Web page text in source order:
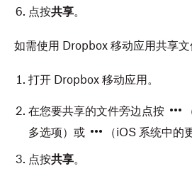
点按共享。
如需使用 Dropbox 移动应用共享文
打开 Dropbox 移动应用。
在您要共享的文件旁边点按
多选项）或
（iOS 系统中的
点按共享。